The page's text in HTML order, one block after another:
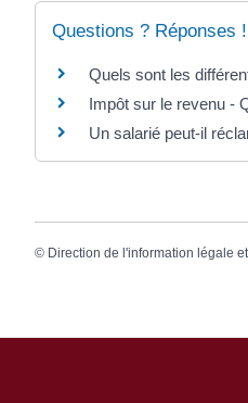
Questions ? Réponses !
Quels sont les
Impôt sur le revenu -
Un salarié peut-il
© Direction de l'information légale